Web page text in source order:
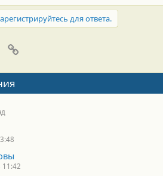
для ответа.
почта
11:42